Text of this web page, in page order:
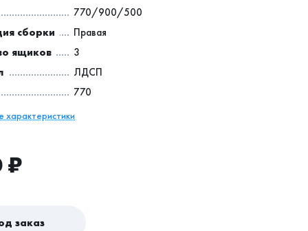
770/900/500
сборки
Правая
ящиков
3
ЛДСП
770
характеристики
₽
заказ